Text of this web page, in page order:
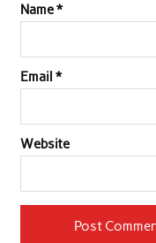
Name*
Email *
Website